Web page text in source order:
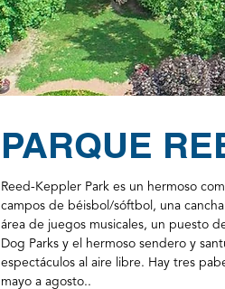
PARQUE
Reed-Keppler Park es un hermoso
campos de béisbol/sóftbol, una
área de juegos musicales, un puesto
Dog Parks y el hermoso sendero y
espectáculos al aire libre. Hay tres
mayo a agosto..